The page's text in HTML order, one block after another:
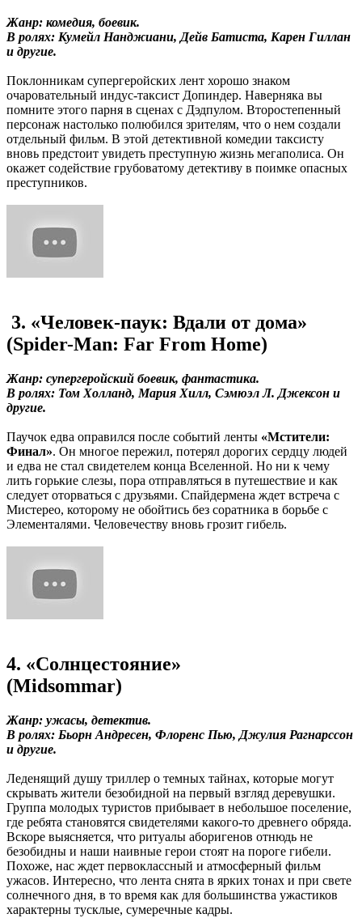
Жанр: комедия, боевик.
В ролях: Кумейл Нанджиани, Дейв Батиста, Карен Гиллан
и другие.
Поклонникам супергеройских лент хорошо знаком
очаровательный индус-таксист Допиндер. Наверняка вы
помните этого парня в сценах с Дэдпулом. Второстепенный
персонаж настолько полюбился зрителям, что о нем создали
отдельный фильм. В этой детективной комедии таксисту
вновь предстоит увидеть преступную жизнь мегаполиса. Он
окажет содействие грубоватому детективу в поимке опасных
преступников.
3. «Человек-паук: Вдали от дома»
(Spider-Man: Far From Home)
Жанр: супергеройский боевик, фантастика.
В ролях: Том Холланд, Мария Хилл, Сэмюэл Л. Джексон и
другие.
Паучок едва оправился после событий ленты «Мстители:
Финал». Он многое пережил, потерял дорогих сердцу людей
и едва не стал свидетелем конца Вселенной. Но ни к чему
лить горькие слезы, пора отправляться в путешествие и как
следует оторваться с друзьями. Спайдермена ждет встреча с
Мистерео, которому не обойтись без соратника в борьбе с
Элементалями. Человечеству вновь грозит гибель.
4. «Солнцестояние»
(Midsommar)
Жанр: ужасы, детектив.
В ролях: Бьорн Андресен, Флоренс Пью, Джулия Рагнарссон
и другие.
Леденящий душу триллер о темных тайнах, которые могут
скрывать жители безобидной на первый взгляд деревушки.
Группа молодых туристов прибывает в небольшое поселение,
где ребята становятся свидетелями какого-то древнего обряда.
Вскоре выясняется, что ритуалы аборигенов отнюдь не
безобидны и наши наивные герои стоят на пороге гибели.
Похоже, нас ждет первоклассный и атмосферный фильм
ужасов. Интересно, что лента снята в ярких тонах и при свете
солнечного дня, в то время как для большинства ужастиков
характерны тусклые, сумеречные кадры.